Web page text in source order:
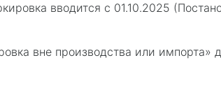
вводится с 01.10.2025
вне производства или импорта»